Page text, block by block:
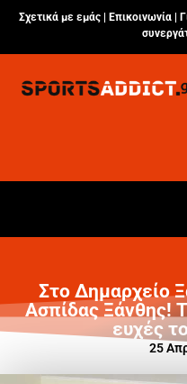
Σχετικά με εμάς | Επικοινωνία
Στο Δημαρχείο
Ασπίδας Ξάνθης!
ευχές
25